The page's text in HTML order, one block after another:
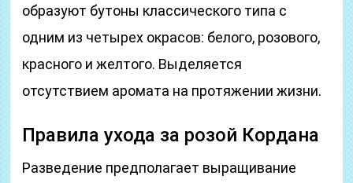
образуют бутоны классического типа с
одним из четырех окрасов: белого, розового,
красного и желтого. Выделяется
отсутствием аромата на протяжении жизни.
Правила ухода за розой Кордана
Разведение предполагает выращивание